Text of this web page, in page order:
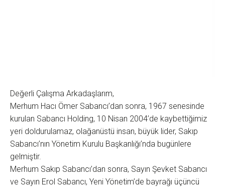
Değerli Çalışma Arkadaşlarım,
Merhum Hacı Ömer Sabancı’dan sonra, 1967 senesinde
kurulan Sabancı Holding, 10 Nisan 2004’de kaybettiğimiz
yeri doldurulamaz, olağanüstü insan, büyük lider, Sakıp
Sabancı’nın Yönetim Kurulu Başkanlığı’nda bugünlere
gelmiştir.
Merhum Sakıp Sabancı’dan sonra, Sayın Şevket Sabancı
ve Sayın Erol Sabancı, Yeni Yönetim’de bayrağı üçüncü